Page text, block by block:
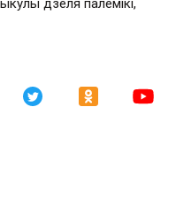
дзеля палемікі,